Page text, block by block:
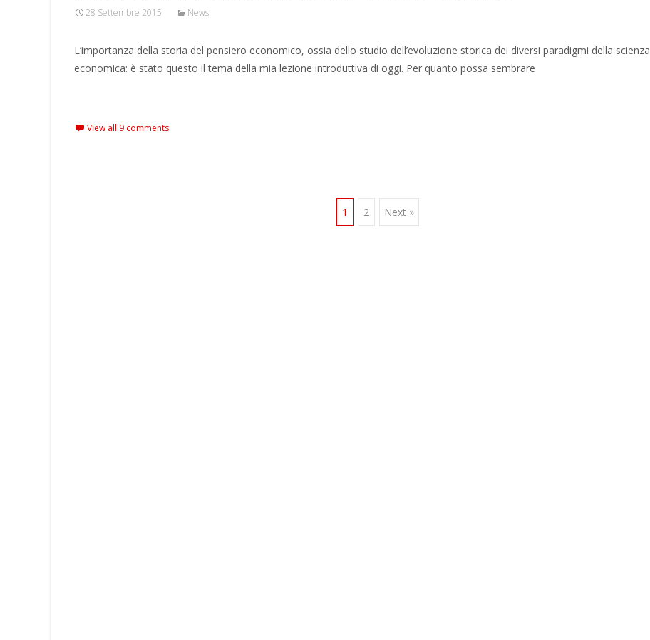
28 Settembre 2015 News
L’importanza della storia del pensiero economico, ossia dello studio dell’evoluzione storica dei diversi paradigmi della scienza
economica: è stato questo il tema della mia lezione introduttiva di oggi. Per quanto possa sembrare
View all 9 comments
1 2 Next »